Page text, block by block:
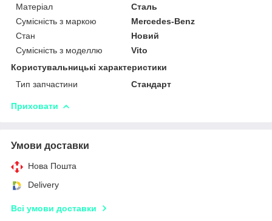
Матеріал
Сталь
Сумісність з маркою
Mercedes-Benz
Стан
Новий
Сумісність з моделлю
Vito
Користувальницькі характеристики
Тип запчастини
Стандарт
Приховати
Умови доставки
Нова Пошта
Delivery
Всі умови доставки